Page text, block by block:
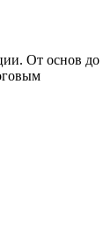
От основ до